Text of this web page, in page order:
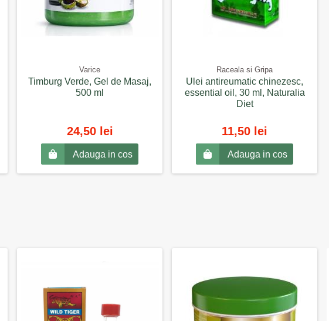
Varice
Timburg Verde, Gel de Masaj,
500 ml
24,50 lei
Adauga in cos
Raceala si Gripa
Ulei antireumatic chinezesc,
essential oil, 30 ml, Naturalia
Diet
11,50 lei
Adauga in cos